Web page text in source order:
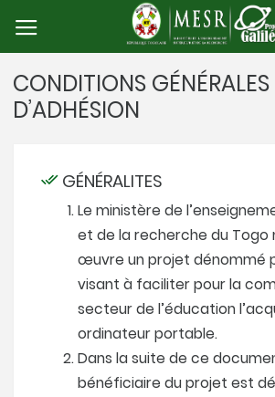
CONDITIONS GÉNÉRALES
D’ADHÉSION
GÉNÉRALITES
Le ministère de
et de la recherche du Togo
œuvre un projet dénommé
visant à faciliter pour la
secteur de l’éducation
ordinateur portable.
Dans la suite de ce
bénéficiaire du projet est